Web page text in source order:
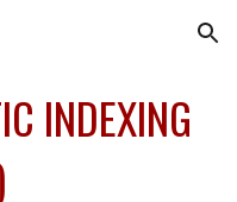
Skip to navigation
INDEXING